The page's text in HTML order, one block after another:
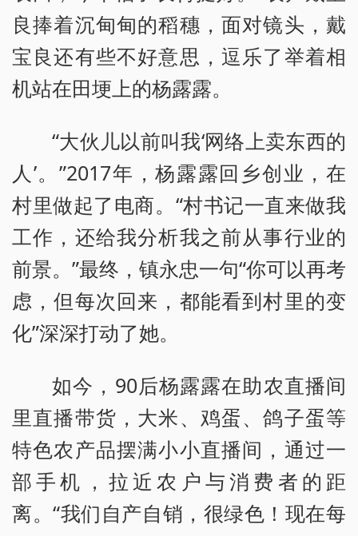
良捧着沉甸甸的稻穗，面对镜头，戴
宝良还有些不好意思，逗乐了举着相
机站在田埂上的杨露露。
“大伙儿以前叫我‘网络上卖东西的
人’。”2017年，杨露露回乡创业，在
村里做起了电商。“村书记一直来做我
工作，还给我分析我之前从事行业的
前景。”最终，镇永忠一句“你可以再考
虑，但每次回来，都能看到村里的变
化”深深打动了她。
如今，90后杨露露在助农直播间
里直播带货，大米、鸡蛋、鸽子蛋等
特色农产品摆满小小直播间，通过一
部手机，拉近农户与消费者的距
离。“我们自产自销，很绿色！现在每